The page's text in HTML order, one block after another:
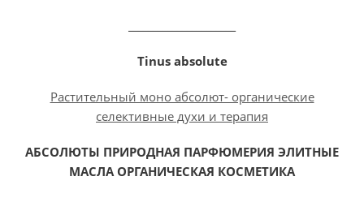
Tinus absolute
Растительный моно абсолют- органические
селективные духи и терапия
АБСОЛЮТЫ ПРИРОДНАЯ ПАРФЮМЕРИЯ ЭЛИТНЫЕ
МАСЛА ОРГАНИЧЕСКАЯ КОСМЕТИКА